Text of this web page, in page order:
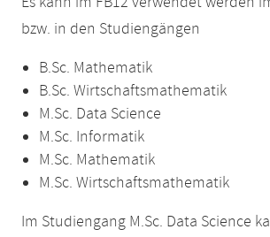
bzw. in den Studiengängen
B.Sc. Mathematik
B.Sc. Wirtschaftsmathematik
M.Sc. Data Science
M.Sc. Informatik
M.Sc. Mathematik
M.Sc. Wirtschaftsmathematik
Im Studiengang M.Sc. Data Science